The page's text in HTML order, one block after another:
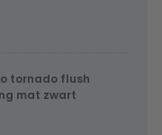
tornado flush
mat zwart